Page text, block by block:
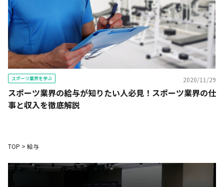
スポーツ業界を学ぶ 2020/11/29
スポーツ業界の給与が知りたい人必見！スポーツ業界の仕
事と収入を徹底解説
TOP > 給与